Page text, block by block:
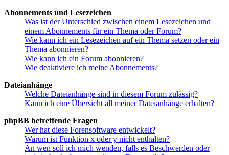
Abonnements und Lesezeichen
Was ist der Unterschied zwischen einem Lesezeichen und
einem Abonnements für ein Thema oder Forum?
Wie kann ich ein Lesezeichen auf ein Thema setzen oder ein
Thema abonnieren?
Wie kann ich ein Forum abonnieren?
Wie deaktiviere ich meine Abonnements?
Dateianhänge
Welche Dateianhänge sind in diesem Forum zulässig?
Kann ich eine Übersicht all meiner Dateianhänge erhalten?
phpBB betreffende Fragen
Wer hat diese Forensoftware entwickelt?
Warum ist Funktion x oder y nicht enthalten?
An wen soll ich mich wenden, falls es Beschwerden oder